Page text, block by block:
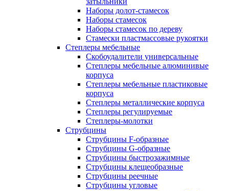
Наборы долот-стамесок
Наборы стамесок
Наборы стамесок по дереву
Стамески пластмассовые рукоятки
Степлеры мебельные
Скобоудалители универсальные
Степлеры мебельные алюминивые
корпуса
Степлеры мебельные пластиковые
корпуса
Степлеры металлические корпуса
Степлеры регулируемые
Степлеры-молотки
Струбцины
Струбцины F-образные
Струбцины G-образные
Струбцины быстрозажимные
Струбцины клещеобразные
Струбцины реечные
Струбцины угловые